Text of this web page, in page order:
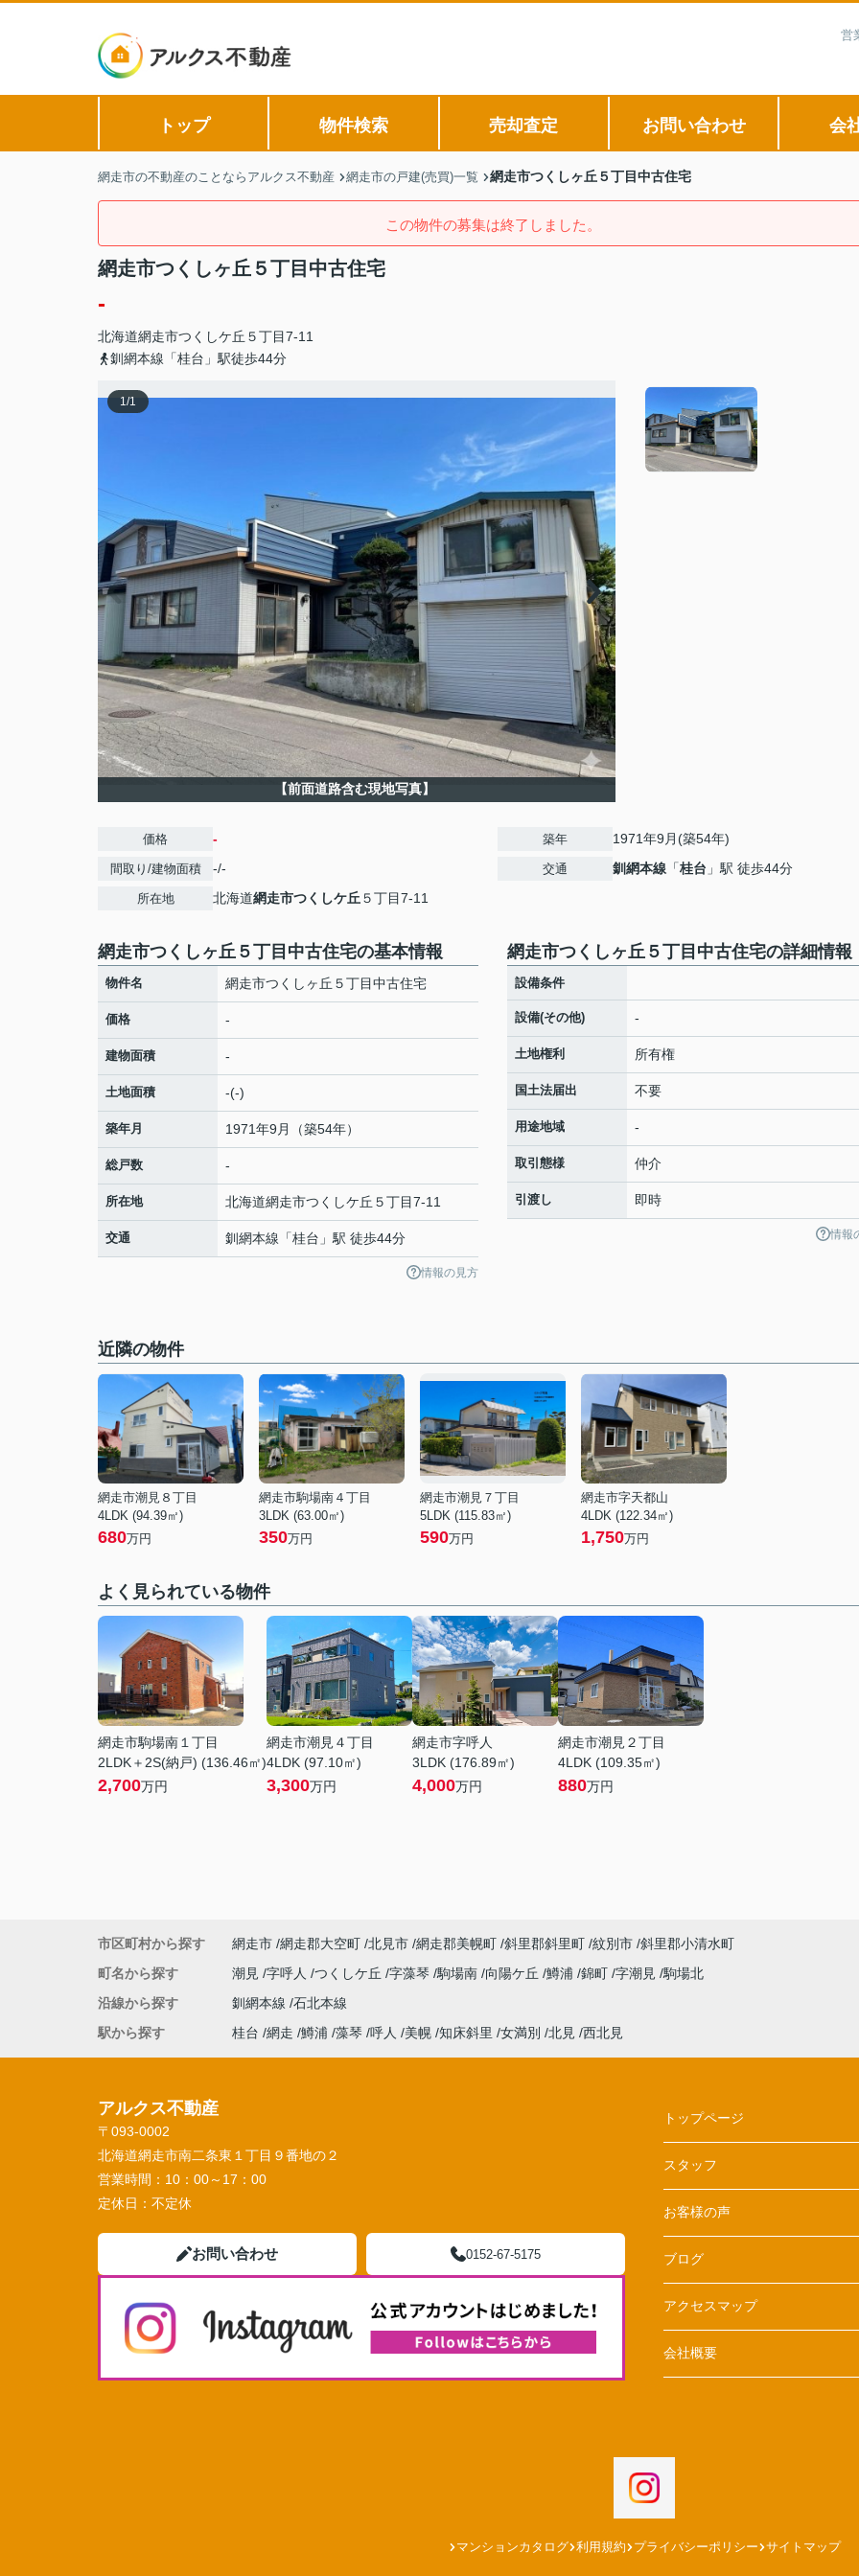
営
トップ 物件検索 売却査定 お問い合わせ 会
網走市の不動産のことならアルクス不動産 網走市の戸建(売買)一覧 網走市つくしヶ丘５丁目中古住宅
この物件の募集は終了しました。
網走市つくしヶ丘５丁目中古住宅
-
北海道網走市つくしケ丘 ５丁目7-11
釧網本線「桂台」駅徒歩44分
1/1
【前面道路含む現地写真】
価格 -
間取り/建物面積 -/-
所在地 北海道網走市つくしケ丘 ５丁目7-11
築年 1971年9月(築54年)
交通 釧網本線 「桂台 」駅 徒歩44分
網走市つくしヶ丘５丁目中古住宅の基本情報
物件名 網走市つくしヶ丘５丁目中古住宅
価格 -
建物面積 -
土地面積 -(-)
築年月 1971年9月（築54年）
総戸数 -
所在地 北海道網走市つくしケ丘 ５丁目7-11
交通 釧網本線 「桂台 」駅 徒歩44分
情報の見方
網走市つくしヶ丘５丁目中古住宅の詳細情報
設備条件
設備(その他) -
土地権利 所有権
国土法届出 不要
用途地域 -
取引態様 仲介
引渡し 即時
情報
近隣の物件
網走市潮見８丁目
4LDK (94.39㎡)
680万円
網走市駒場南４丁目
3LDK (63.00㎡)
350万円
網走市潮見７丁目
5LDK (115.83㎡)
590万円
網走市字天都山
4LDK (122.34㎡)
1,750万円
よく見られている物件
網走市駒場南１丁目
2LDK＋2S(納戸) (136.46㎡)
2,700万円
網走市潮見４丁目
4LDK (97.10㎡)
3,300万円
網走市字呼人
3LDK (176.89㎡)
4,000万円
網走市潮見２丁目
4LDK (109.35㎡)
880万円
市区町村から探す 網走市 網走郡大空町 北見市 網走郡美幌町 斜里郡斜里町 紋別市 斜里郡小清水町
町名から探す
潮見 字呼人 つくしケ丘 字藻琴 駒場南 向陽ケ丘 鱒浦 錦町 字潮見 駒場北
沿線から探す
釧網本線 石北本線
駅から探す
桂台 網走 鱒浦 藻琴 呼人 美幌 知床斜里 女満別 北見 西北見
アルクス不動産
〒093-0002
北海道網走市南二条東１丁目９番地の２
営業時間： 10：00～17：00
定休日： 不定休
お問い合わせ 0152-67-5175
トップページ
スタッフ
お客様の声
ブログ
アクセスマップ
会社概要
マンションカタログ 利用規約 プライバシーポリシー サイトマップ